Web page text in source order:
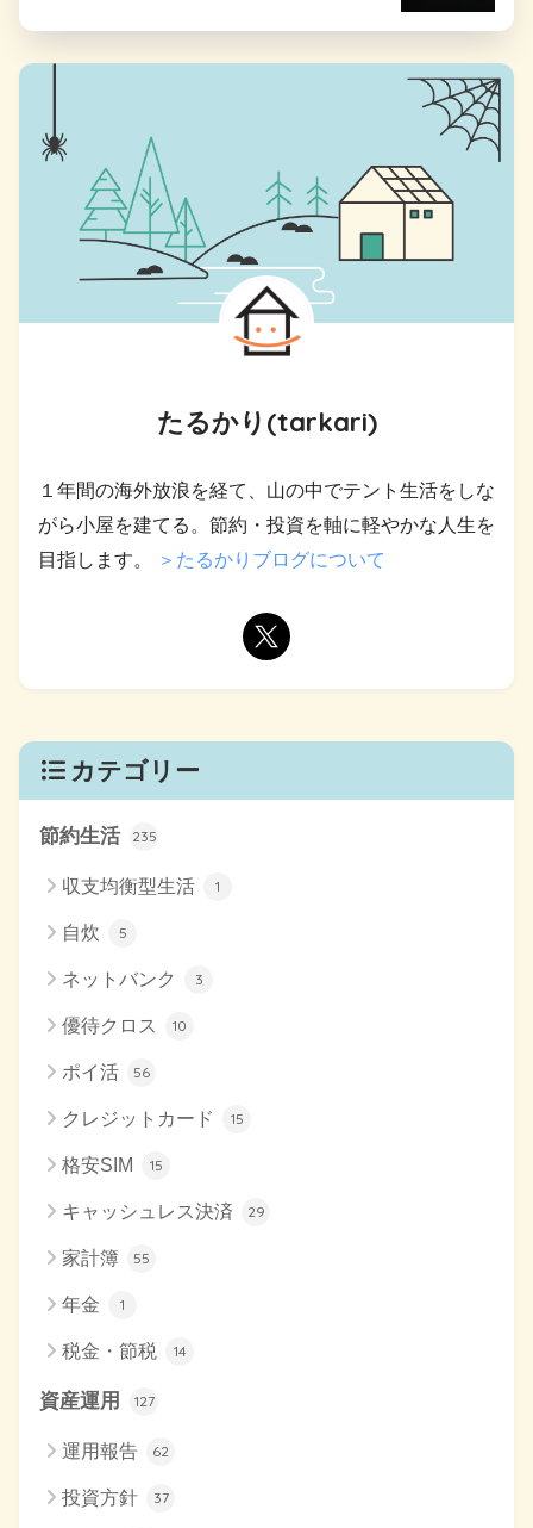
たるかり(tarkari)
１年間の海外放浪を経て、山の中でテント生活をしな
がら小屋を建てる。節約・投資を軸に軽やかな人生を
目指します。
＞たるかりブログについて
カテゴリー
節約生活 235
収支均衡型生活 1
自炊 5
ネットバンク 3
優待クロス 10
ポイ活 56
クレジットカード 15
格安SIM 15
キャッシュレス決済 29
家計簿 55
年金 1
税金・節税 14
資産運用 127
運用報告 62
投資方針 37